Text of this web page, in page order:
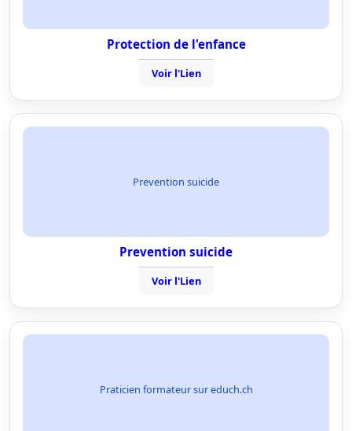
Protection de l'enfance
Voir l'Lien
Prevention suicide
Prevention suicide
Voir l'Lien
Praticien formateur sur educh.ch